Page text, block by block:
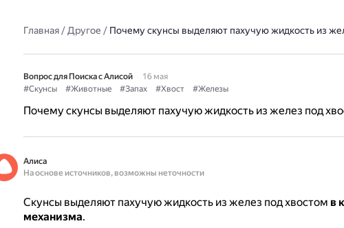
Главная/Другое / Почему скунсы выделяют пахучую жидкость из
Вопрос для Поиска с Алисой
16 мая
#Скунсы
#Животные #Запах #Хвост #Железы
Почему скунсы выделяют пахучую жидкость из желез под
Алиса
На основе источников, возможны неточности
Скунсы выделяют пахучую жидкость из желез под хвостом в
механизма.